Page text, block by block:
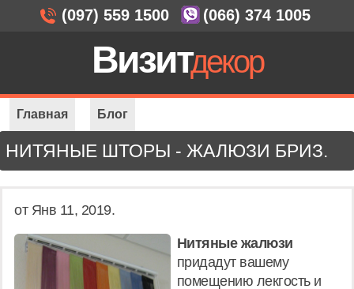
НИТЯНЫЕ ШТОРЫ - ЖАЛЮЗИ БРИЗ.
от Янв 11, 2019.
Нитяные жалюзи
придадут вашему
помещению лекгость и
Главная
Блог
(097) 559 1500 (066) 374 1005
Визитдекор